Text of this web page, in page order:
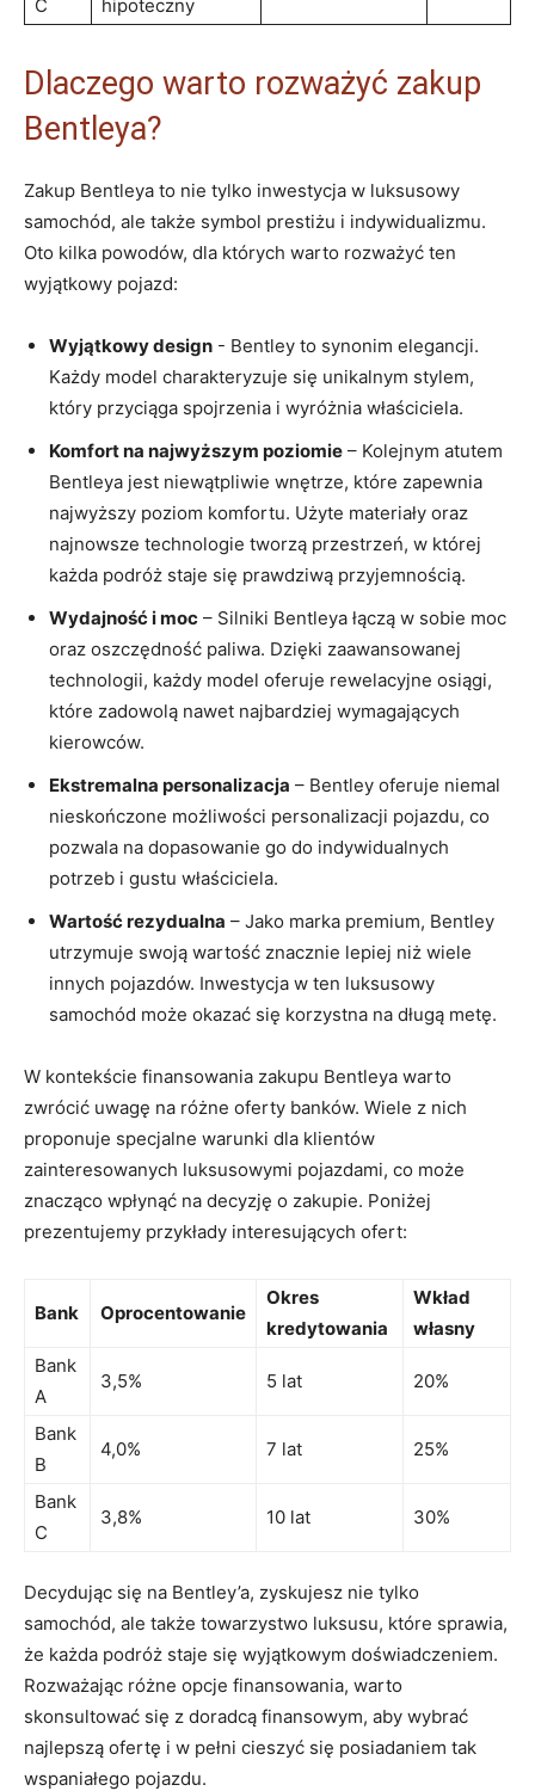
C hipoteczny
Dlaczego ⁢warto ‍rozważyć ⁤zakup
Bentleya?
Zakup Bentleya ⁤to nie tylko‌ inwestycja​ w luksusowy
samochód, ale także symbol prestiżu⁤ i indywidualizmu.
Oto kilka⁣ powodów, dla​ których warto rozważyć ten
wyjątkowy pojazd:
Wyjątkowy design ⁣- Bentley to synonim elegancji.
Każdy model charakteryzuje się⁢ unikalnym stylem,⁤
który przyciąga spojrzenia i wyróżnia ⁣właściciela.
Komfort na najwyższym poziomie – Kolejnym⁤ atutem
Bentleya‍ jest niewątpliwie wnętrze, które ⁣zapewnia
najwyższy poziom komfortu. Użyte materiały ⁣oraz
najnowsze ‌technologie tworzą przestrzeń, w której
każda podróż staje się prawdziwą przyjemnością.
Wydajność i moc – Silniki Bentleya łączą w sobie moc
oraz oszczędność paliwa. Dzięki zaawansowanej
technologii, każdy model oferuje rewelacyjne osiągi,
które zadowolą nawet‍ najbardziej wymagających
kierowców.
Ekstremalna personalizacja – Bentley ⁤oferuje niemal
nieskończone możliwości personalizacji ‌pojazdu, co​
pozwala⁢ na dopasowanie go do indywidualnych
potrzeb‌ i gustu właściciela.
Wartość‍ rezydualna – Jako marka premium, Bentley
utrzymuje swoją wartość znacznie lepiej niż⁤ wiele⁢
innych pojazdów.‌ Inwestycja w‍ ten luksusowy
samochód może‍ okazać ⁢się korzystna ⁣na długą​ metę.
W kontekście ⁢finansowania zakupu Bentleya warto
zwrócić uwagę na różne oferty banków. Wiele z ‍nich
proponuje specjalne warunki⁣ dla ‍klientów ​
zainteresowanych luksusowymi pojazdami, co może
znacząco wpłynąć na ​decyzję o zakupie. Poniżej
prezentujemy⁢ przykłady interesujących ofert:
Bank Oprocentowanie
Okres ​
kredytowania
Wkład
własny
Bank
A
3,5% 5 lat 20%
Bank
B
4,0% 7 lat 25%
Bank
C
3,8% 10 lat 30%
Decydując się na Bentley’a, zyskujesz nie ‍tylko
samochód, ale ‍także towarzystwo ​luksusu, które sprawia,
że ‍każda podróż staje ⁢się ‍wyjątkowym doświadczeniem.
Rozważając różne opcje finansowania, warto
skonsultować⁣ się z ⁤doradcą finansowym, aby wybrać
najlepszą ⁣ofertę i w pełni cieszyć się​ posiadaniem tak
wspaniałego pojazdu.